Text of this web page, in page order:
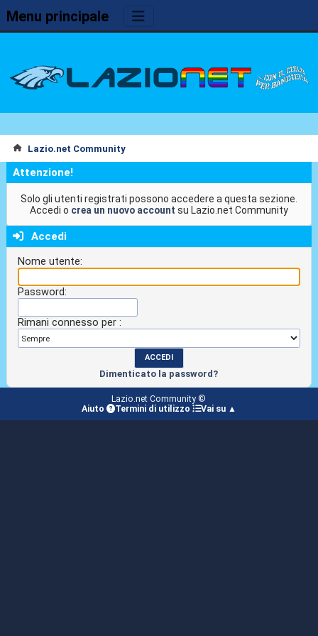
Menu principale
Lazio.net Community
Attenzione!
Solo gli utenti registrati possono accedere a questa sezione.
Accedi o crea un nuovo account su Lazio.net Community
Accedi
Nome utente:
Password:
Rimani connesso per :
Dimenticato la password?
Lazio.net Community ©
Aiuto
Termini di utilizzo Vai su ▲